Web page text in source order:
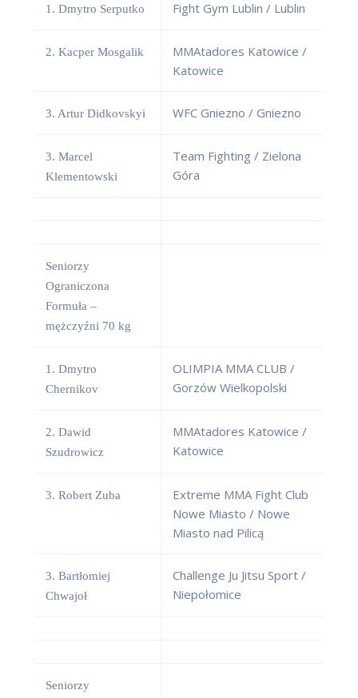
1. Dmytro Serputko Fight Gym Lublin / Lublin
2. Kacper Mosgalik
MMAtadores Katowice /
Katowice
3. Artur Didkovskyi WFC Gniezno / Gniezno
3. Marcel
Klementowski
Team Fighting / Zielona
Góra
Seniorzy
Ograniczona
Formuła –
mężczyźni 70 kg
1. Dmytro
Chernikov
OLIMPIA MMA CLUB /
Gorzów Wielkopolski
2. Dawid
Szudrowicz
MMAtadores Katowice /
Katowice
3. Robert Zuba
Extreme MMA Fight Club
Nowe Miasto / Nowe
Miasto nad Pilicą
3. Bartłomiej
Chwajoł
Challenge Ju Jitsu Sport /
Niepołomice
Seniorzy